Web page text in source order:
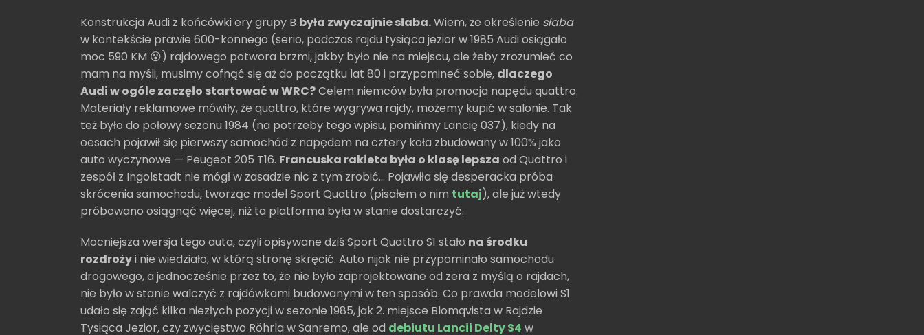
Konstrukcja Audi z końcówki ery grupy B była zwyczajnie słaba.Wiem, że określenie słaba
w kontekście prawie 600-konnego (serio, podczas rajdu tysiąca jezior w 1985 Audi osiągało
moc 590 KM 😮) rajdowego potwora brzmi, jakby było nie na miejscu, ale żeby zrozumieć co
mam na myśli, musimy cofnąć się aż do początku lat 80 i przypomineć sobie, dlaczego
Audi w ogóle zaczęło startować w WRC?Celem niemców była promocja napędu quattro.
Materiały reklamowe mówiły, że quattro, które wygrywa rajdy, możemy kupić w salonie. Tak
też było do połowy sezonu 1984 (na potrzeby tego wpisu, pomińmy Lancię 037), kiedy na
oesach pojawił się pierwszy samochód z napędem na cztery koła zbudowany w 100% jako
auto wyczynowe — Peugeot 205 T16. Francuska rakieta była o klasę lepsza od Quattro i
zespół z Ingolstadt nie mógł w zasadzie nic z tym zrobić... Pojawiła się desperacka próba
skrócenia samochodu, tworząc model Sport Quattro (pisałem o nim tutaj), ale już wtedy
próbowano osiągnąć więcej, niż ta platforma była w stanie dostarczyć.
Mocniejsza wersja tego auta, czyli opisywane dziś Sport Quattro S1 stało na środku
rozdrożyi nie wiedziało, w którą stronę skręcić. Auto nijak nie przypominało samochodu
drogowego, a jednocześnie przez to, że nie było zaprojektowane od zera z myślą o rajdach,
nie było w stanie walczyć z rajdówkami budowanymi w ten sposób. Co prawda modelowi S1
udało się zająć kilka niezłych pozycji w sezonie 1985, jak 2. miejsce Blomqvista w Rajdzie
Tysiąca Jezior, czy zwycięstwo Röhrla w Sanremo, ale od debiutu Lancii Delty S4 w